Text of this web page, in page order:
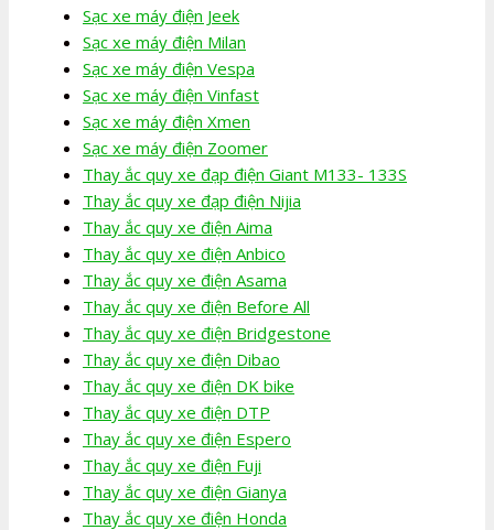
Sạc xe máy điện Jeek
Sạc xe máy điện Milan
Sạc xe máy điện Vespa
Sạc xe máy điện Vinfast
Sạc xe máy điện Xmen
Sạc xe máy điện Zoomer
Thay ắc quy xe đạp điện Giant M133- 133S
Thay ắc quy xe đạp điện Nijia
Thay ắc quy xe điện Aima
Thay ắc quy xe điện Anbico
Thay ắc quy xe điện Asama
Thay ắc quy xe điện Before All
Thay ắc quy xe điện Bridgestone
Thay ắc quy xe điện Dibao
Thay ắc quy xe điện DK bike
Thay ắc quy xe điện DTP
Thay ắc quy xe điện Espero
Thay ắc quy xe điện Fuji
Thay ắc quy xe điện Gianya
Thay ắc quy xe điện Honda